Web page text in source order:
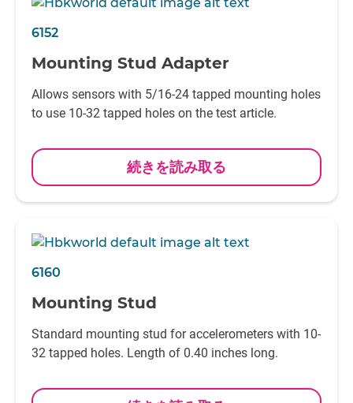
6152
Mounting Stud Adapter
Allows sensors with 5/16-24 tapped mounting holes
to use 10-32 tapped holes on the test article.
続きを読み取る
6160
Mounting Stud
Standard mounting stud for accelerometers with 10-
32 tapped holes. Length of 0.40 inches long.